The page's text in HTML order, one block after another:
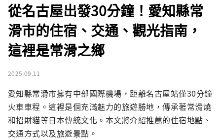
從名古屋出發30分鐘！愛知縣常
滑市的住宿、交通、觀光指南，
這裡是常滑之鄉
2025.09.11
愛知縣常滑市擁有中部國際機場，距離名古屋站僅30分鐘
火車車程。這裡是個充滿魅力的旅遊勝地，傳承著常滑燒
和招財貓等日本傳統文化。本文將介紹推薦的住宿地點、
交通方式以及旅遊景點。